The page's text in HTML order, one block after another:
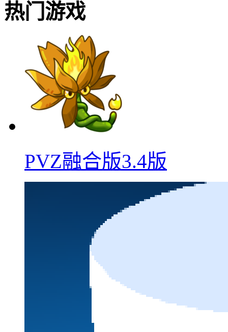
热门游戏
PVZ融合版3.4版